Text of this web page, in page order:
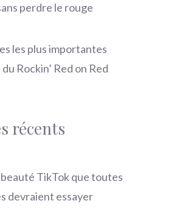
perdre le rouge
les plus importantes
Rockin’ Red on Red
récents
TikTok que toutes
devraient essayer